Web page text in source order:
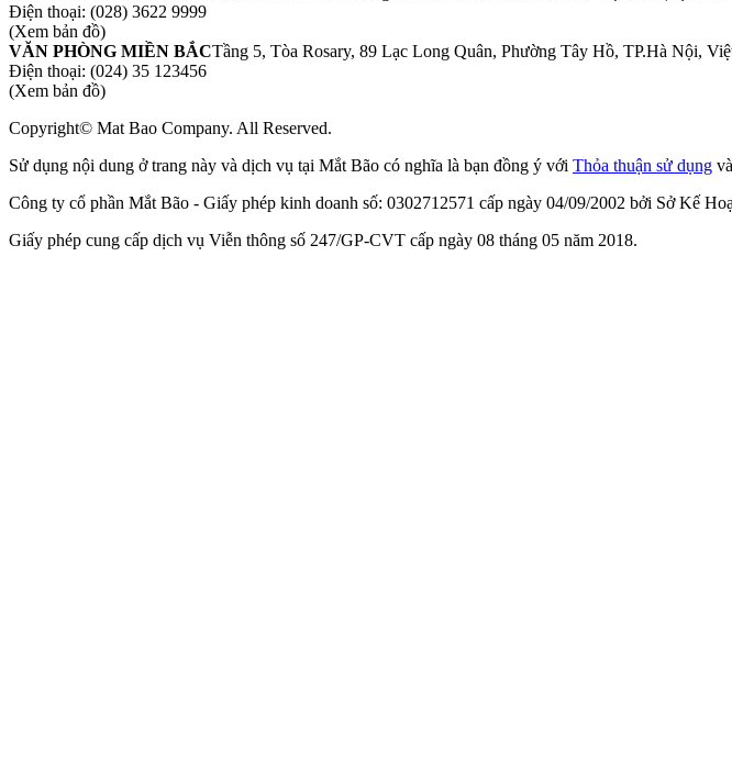
Điện thoại: (028) 3622 9999
(Xem bản đồ)
VĂN PHÒNG MIỀN BẮCTầng 5, Tòa Rosary, 89 Lạc Long Quân, Phường Tây Hồ, TP.Hà Nội,
Điện thoại: (024) 35 123456
(Xem bản đồ)
Copyright© Mat Bao Company. All Reserved.
Sử dụng nội dung ở trang này và dịch vụ tại Mắt Bão có nghĩa là bạn đồng ý với Thỏa thuận sử dụng và
Công ty cổ phần Mắt Bão - Giấy phép kinh doanh số: 0302712571 cấp ngày 04/09/2002 bởi Sở Kế
Giấy phép cung cấp dịch vụ Viễn thông số 247/GP-CVT cấp ngày 08 tháng 05 năm 2018.